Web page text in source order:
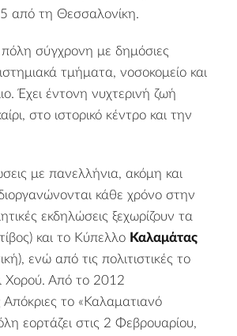
από τη Θεσσαλονίκη.
πόλη σύγχρονη με δημόσιες
τμήματα, νοσοκομείο και
Έχει έντονη νυχτερινή ζωή
στο ιστορικό κέντρο και την
με πανελλήνια, ακόμη και
κάθε χρόνο στην
εκδηλώσεις ξεχωρίζουν τα
και το Κύπελλο Καλαμάτας
ενώ από τις πολιτιστικές το
Χορού. Από το 2012
Απόκριες το «Καλαματιανό
εορτάζει στις 2 Φεβρουαρίου,